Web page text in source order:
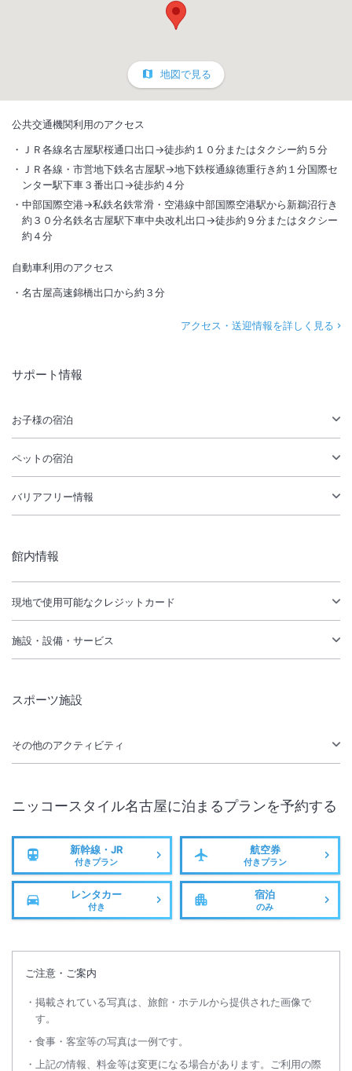
地図で見る
公共交通機関利用のアクセス
ＪＲ各線名古屋駅桜通口出口→徒歩約１０分またはタクシー約５分
ＪＲ各線・市営地下鉄名古屋駅→地下鉄桜通線徳重行き約１分国際セ
ンター駅下車３番出口→徒歩約４分
中部国際空港→私鉄名鉄常滑・空港線中部国際空港駅から新鵜沼行き
約３０分名鉄名古屋駅下車中央改札出口→徒歩約９分またはタクシー
約４分
自動車利用のアクセス
名古屋高速錦橋出口から約３分
アクセス・送迎情報を詳しく見る
サポート情報
お子様の宿泊
ペットの宿泊
バリアフリー情報
館内情報
現地で使用可能なクレジットカード
施設・設備・サービス
スポーツ施設
その他のアクティビティ
ニッコースタイル名古屋に泊まるプランを予約する
新幹線・JR
付きプラン
航空券
付きプラン
レンタカー
付き
宿泊
のみ
ご注意・ご案内
掲載されている写真は、旅館・ホテルから提供された画像で
す。
食事・客室等の写真は一例です。
上記の情報、料金等は変更になる場合があります。ご利用の際